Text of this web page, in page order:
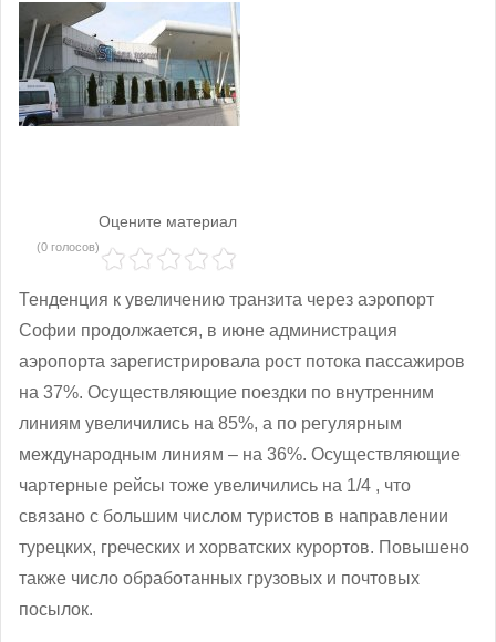
Оцените материал
(0 голосов)
Тенденция к увеличению транзита через аэропорт
Софии продолжается, в июне администрация
аэропорта зарегистрировала рост потока пассажиров
на 37%. Осуществляющие поездки по внутренним
линиям увеличились на 85%, а по регулярным
международным линиям – на 36%. Осуществляющие
чартерные рейсы тоже увеличились на 1/4 , что
связано с большим числом туристов в направлении
турецких, греческих и хорватских курортов. Повышено
также число обработанных грузовых и почтовых
посылок.